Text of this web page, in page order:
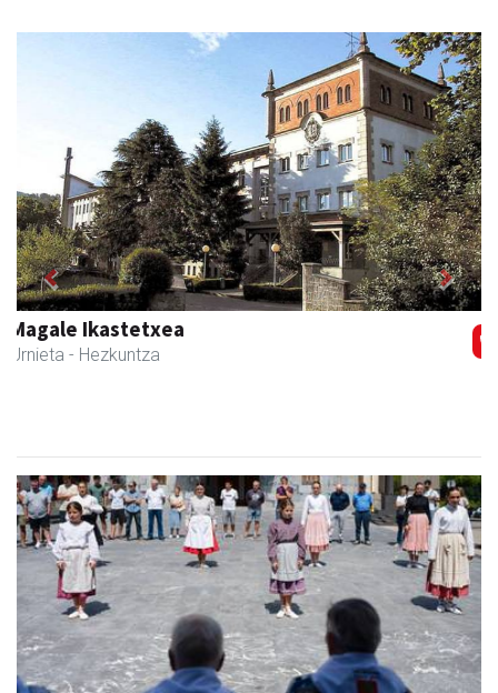
Egape Ikastola
Urnieta - Hezkuntza
Previous Next